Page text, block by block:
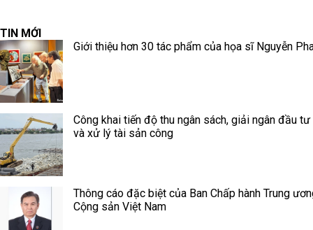
TIN MỚI
Giới thiệu hơn 30 tác phẩm của họa sĩ Nguyễn
Công khai tiến độ thu ngân sách, giải ngân đầu
và xử lý tài sản công
Thông cáo đặc biệt của Ban Chấp hành Trung
Cộng sản Việt Nam